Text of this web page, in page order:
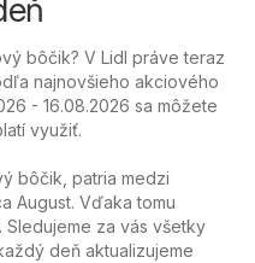
bôčik? V Lidl práve teraz
najnovšieho akciového
- 16.08.2026 sa môžete
využiť.
bôčik, patria medzi
August. Vďaka tomu
za vás všetky
deň aktualizujeme